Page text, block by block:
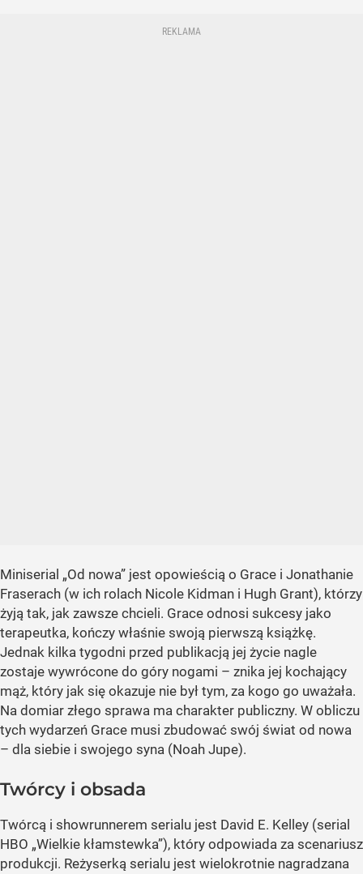
Miniserial „Od nowa” jest opowieścią o Grace i Jonathanie
Fraserach (w ich rolach Nicole Kidman i Hugh Grant), którzy
żyją tak, jak zawsze chcieli. Grace odnosi sukcesy jako
terapeutka, kończy właśnie swoją pierwszą książkę.
Jednak kilka tygodni przed publikacją jej życie nagle
zostaje wywrócone do góry nogami – znika jej kochający
mąż, który jak się okazuje nie był tym, za kogo go uważała.
Na domiar złego sprawa ma charakter publiczny. W obliczu
tych wydarzeń Grace musi zbudować swój świat od nowa
– dla siebie i swojego syna (Noah Jupe).
Twórcy i obsada
Twórcą i showrunnerem serialu jest David E. Kelley (serial
HBO „Wielkie kłamstewka”), który odpowiada za scenariusz
produkcji. Reżyserką serialu jest wielokrotnie nagradzana